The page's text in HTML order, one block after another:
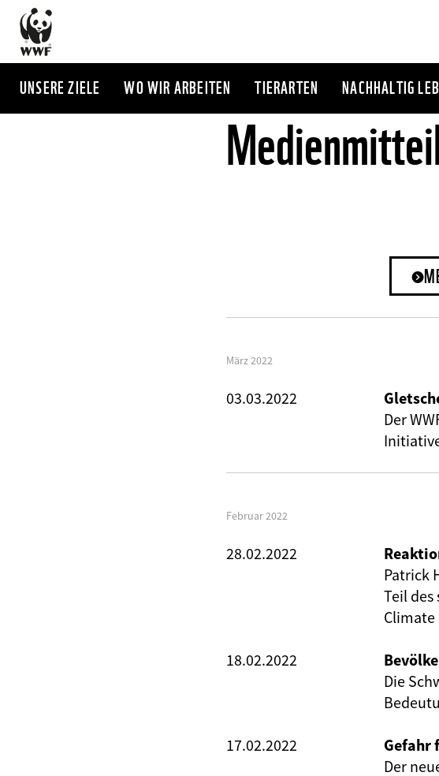
Direkt
zum
Inhalt
UNSERE ZIELE WO WIR ARBEITEN TIERARTEN NACHHALTIG
März 2022
03.03.2022
Der
Februar 2022
28.02.2022
Patrick
Teil
Climate
18.02.2022
Die
17.02.2022
Gefahr
Der